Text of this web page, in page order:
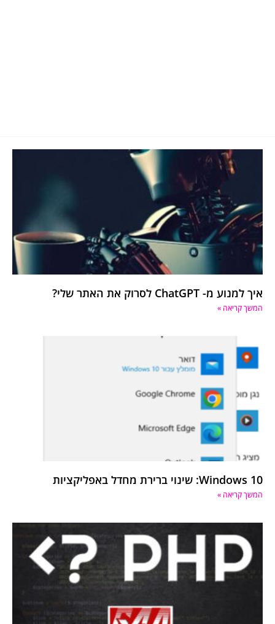
איך למנוע מ- ChatGPT לסרוק את האתר שלי?
המשך קריאה »
Windows 10: שינוי ברירת מחדל באפליקציות
המשך קריאה »